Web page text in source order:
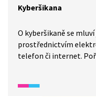
Kyberšikana
O kyberšikaně se
prostřednictvím
telefon či internet.